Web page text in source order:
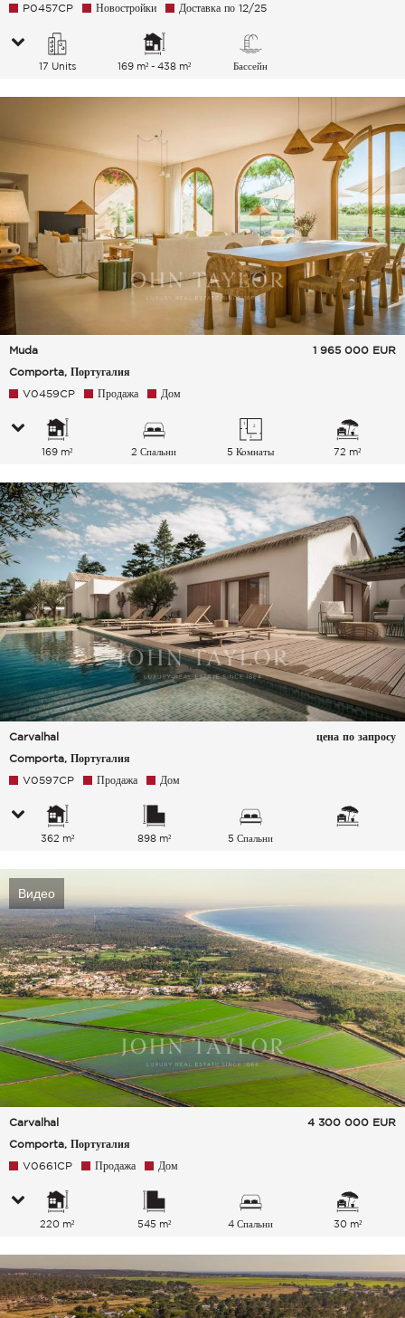
P0457CP
Новостройки Доставка по 12/25
17 Units 169 m² - 438 m² Бассейн
Muda
Comporta, Португалия
1 965 000 EUR
V0459CP Продажа Дом
169 m² 2 Спальни 5 Комнаты 72 m²
Carvalhal
Comporta, Португалия
цена по запросу
V0597CP Продажа Дом
362 m² 898 m² 5 Спальни
Видео
Carvalhal
Comporta, Португалия
4 300 000 EUR
V0661CP Продажа Дом
220 m² 545 m² 4 Спальни 30 m²